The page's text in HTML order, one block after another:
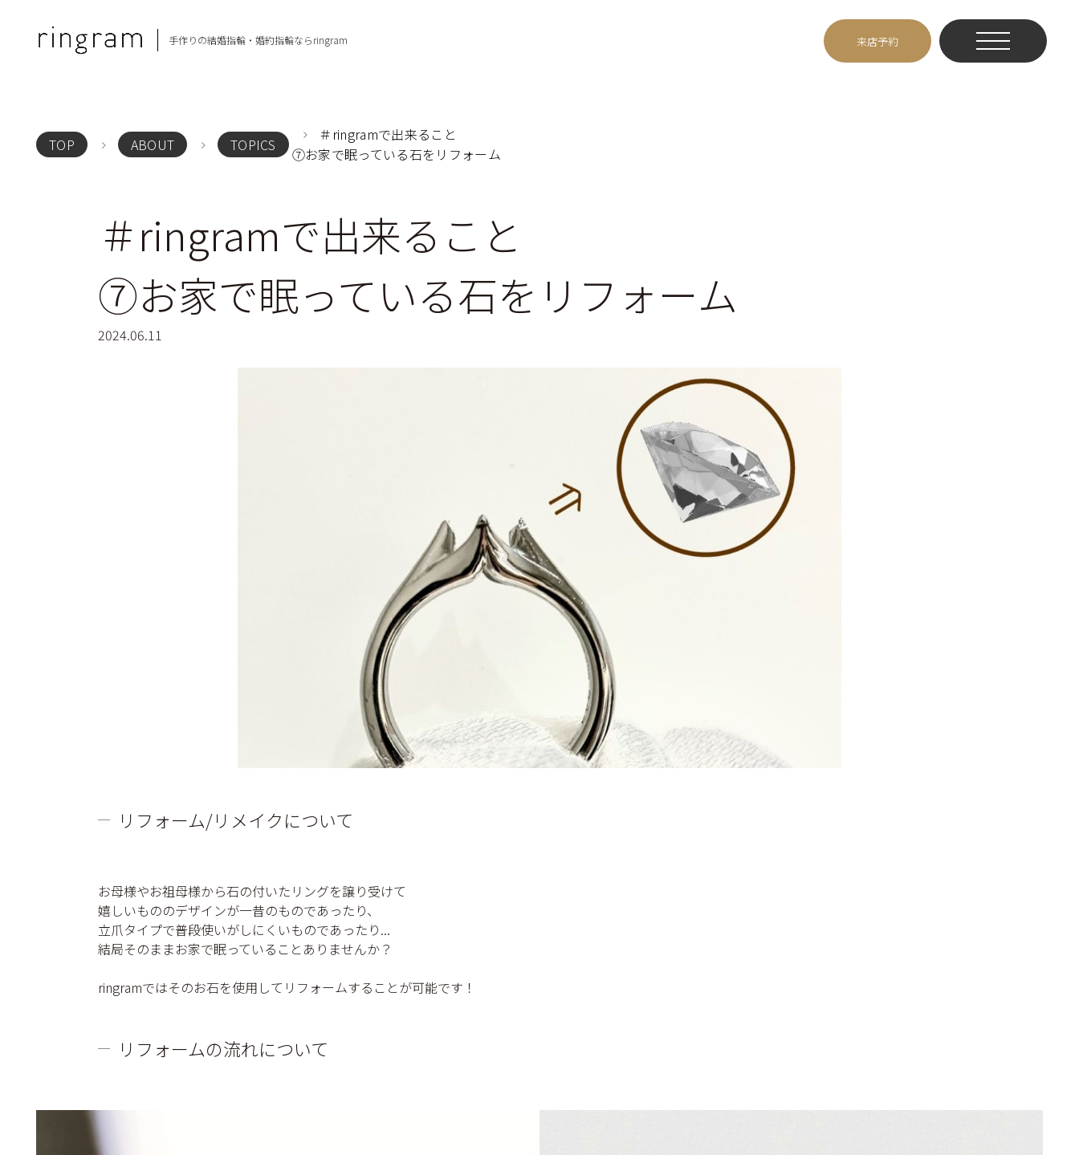
手作りの結婚指輪・ 婚約指輪ならringram 来店予約
TOP ABOUT TOPICS
＃ringramで出来ること
⑦お家で眠っている石をリフォーム
＃ringramで出来ること
⑦お家で眠っている石をリフォーム
2024.06.11
リフォーム/リメイクについて
お母様やお祖母様から石の付いたリングを譲り受けて
嬉しいもののデザインが一昔のものであったり、
立爪タイプで普段使いがしにくいものであったり...
結局そのままお家で眠っていることありませんか？
ringramではそのお石を使用してリフォームすることが可能です！
リフォームの流れについて